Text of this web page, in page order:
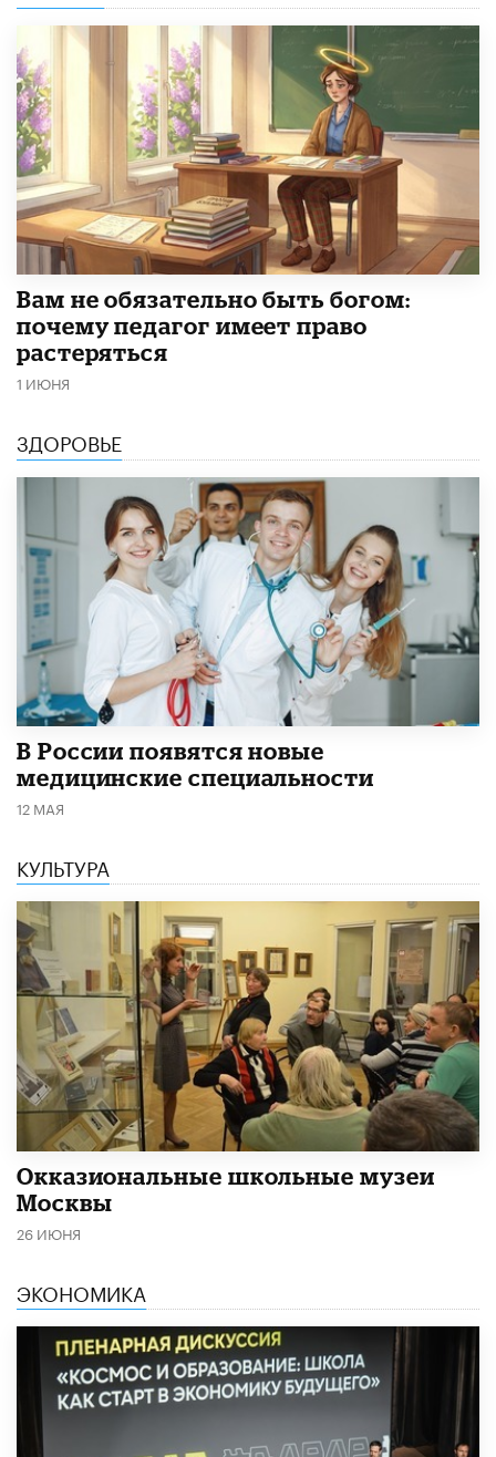
​Вам не обязательно быть богом:
почему педагог имеет право
растеряться
1 ИЮНЯ
ЗДОРОВЬЕ
В России появятся новые
медицинские специальности
12 МАЯ
КУЛЬТУРА
​Окказиональные школьные музеи
Москвы
26 ИЮНЯ
ЭКОНОМИКА